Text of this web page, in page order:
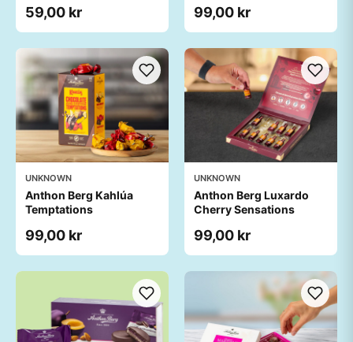
59,00 kr 99,00 kr
UNKNOWN
Anthon Berg Kahlúa
Temptations
99,00 kr
UNKNOWN
Anthon Berg Luxardo
Cherry Sensations
99,00 kr